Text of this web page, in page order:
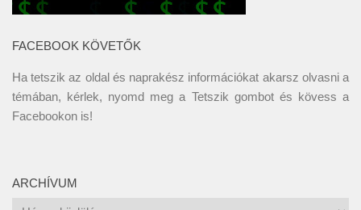
FACEBOOK KÖVETŐK
Ha tetszik az oldal és naprakész információkat akarsz olvasni a
témában, kérlek, nyomd meg a Tetszik gombot és kövess a
Facebookon is!
ARCHÍVUM
Archívum